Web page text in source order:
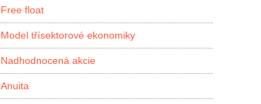
Free float
Model třísektorové ekonomiky
Nadhodnocená akcie
Anuita